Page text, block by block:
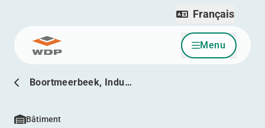
Allez au contenu Menu
Français
Boortmeerbeek, Indu…
Bâtiment